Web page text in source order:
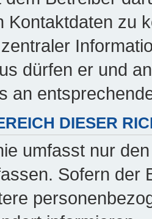
Kontaktdaten zu
dürfen er und
an
DIESER
umfasst nur
Sofern der